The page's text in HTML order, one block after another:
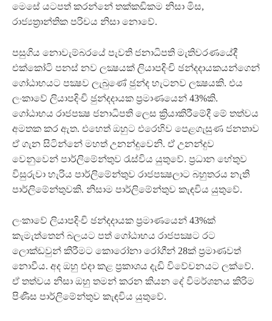
මෙසේ යටපත් කරන්නේ තක්කඩිකම නිසා මිස,
රාජ්‍යත්‍රාන්තික පරිචය නිසා නොවේ.
පසුගිය නොවැම්බරයේ පැවති ජනාධිපති මැතිවරණයේදී
එක්කෝටි පනස් නව ලක්‍ෂයක් ලියාපදිංචි ඡන්දදායකයන්ගෙන්
ගෝඨාභයට පක්‍ෂව ලැබුණේ ඡුන්ද හැටනව ලක්‍ෂයකි. එය
ලංකාවේ ලියාපදිංචි ඡුන්දදායක ප්‍රමාණයෙන් 43%කි.
ගෝඨාභය රාජපක්‍ෂ ජනාධිපති ලෙස ක්‍රියාකිරීමේදී මේ තත්වය
අමතක කර ඇත. එහෙත් ඔහුට එරෙහිව පෙළගැසුණ ජනතාව
ඒ ගැන සිටින්නේ මහත් උනන්දුවෙනි. ඒ උනන්දුව
වෙනුවෙන් පාර්ලිමේන්තුව රැස්විය යුතුවේ. ප්‍රධාන හේතුව
විසුරුවා හැරිය පාර්ලිමේන්තුව රාජපක්‍ෂලාට බහුතරය නැති
පාර්ලිමේන්තුවකි. නිසාම පාර්ලිමේන්තුව කැඳවිය යුතුවේ.
ලංකාවේ ලියාපදිංචි ඡන්දදායක ප්‍රමාණයෙන් 43%ක්
කැමැත්තෙන් බලයට පත් ගෝඨාභය රාජපක්‍ෂට රට
ලොක්ඩවුන් කිරීමට කොරෝනා රෝගීන් 28ක් ප්‍රමාණවත්
නොවීය. අද ඔහු එදා කළ ප්‍රකාශය දැඩි විවේචනයට ලක්වේ.
ඒ තත්වය නිසා ඔහු තමන් කරන කියන දේ විමර්ශනය කිරිම
පිණීස පාර්ලිමේන්තුව කැඳවිය යුතුවේ.